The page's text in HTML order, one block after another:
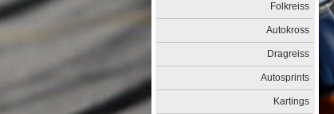
Folkreiss
Autokross
Dragreiss
Autosprints
Kartings